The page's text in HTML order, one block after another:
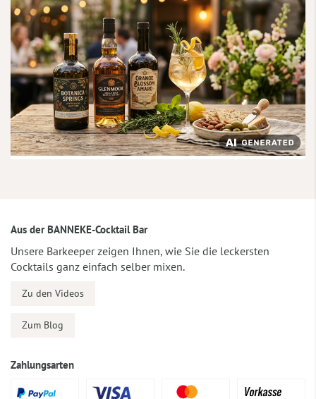
Aus der BANNEKE-Cocktail Bar
Unsere Barkeeper zeigen Ihnen, wie Sie die leckersten
Cocktails ganz einfach selber mixen.
Zu den Videos
Zum Blog
Zahlungsarten